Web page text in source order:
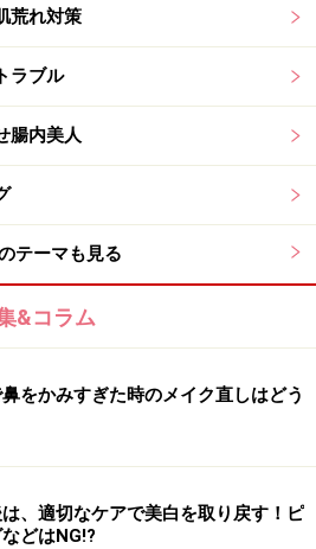
イニングインプレッションアイ
バーしたら、キラキラしたイエ
ャドウを下まぶたの目頭から目
目元が明るくなり、うるっとし
ニングインプレッションアイズ
時期、スキンケアとアイメイク
取り戻しましょう！
荒れ対策
ラブル
腸内美人
テーマも見る
&コラム
をかみすぎた時のメイク直しはどう
は、適切なケアで美白を取り戻す！ピ
どはNG!?